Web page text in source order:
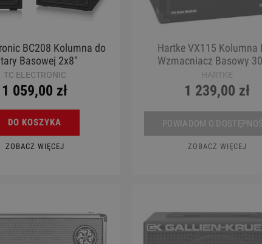
BC208 Kolumna do
Basowej 2x8"
TC ELECTRONIC
1 059,00 zł
DO KOSZYKA
ZOBACZ WIĘCEJ
Hartke VX115 Kolumna
Wzmacniacz Basowy
HARTKE
1 239,00 zł
POWIADOM O
ZOBACZ WIĘCEJ